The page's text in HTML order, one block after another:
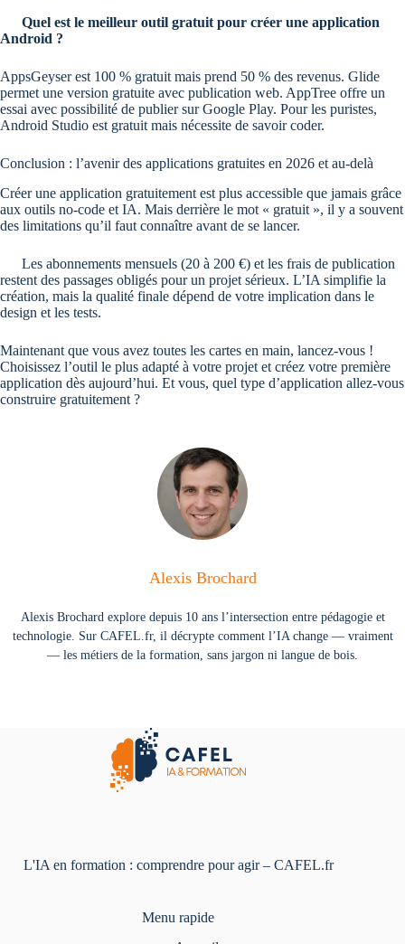
Quel est le meilleur outil gratuit pour créer une application
Android ?
AppsGeyser est 100 % gratuit mais prend 50 % des revenus. Glide
permet une version gratuite avec publication web. AppTree offre un
essai avec possibilité de publier sur Google Play. Pour les puristes,
Android Studio est gratuit mais nécessite de savoir coder.
Conclusion : l’avenir des applications gratuites en 2026 et au-delà
Créer une application gratuitement est plus accessible que jamais grâce
aux outils no-code et IA. Mais derrière le mot « gratuit », il y a souvent
des limitations qu’il faut connaître avant de se lancer.
Les abonnements mensuels (20 à 200 €) et les frais de publication
restent des passages obligés pour un projet sérieux. L’IA simplifie la
création, mais la qualité finale dépend de votre implication dans le
design et les tests.
Maintenant que vous avez toutes les cartes en main, lancez-vous !
Choisissez l’outil le plus adapté à votre projet et créez votre première
application dès aujourd’hui. Et vous, quel type d’application allez-vous
construire gratuitement ?
Alexis Brochard
Alexis Brochard explore depuis 10 ans l’intersection entre pédagogie et
technologie. Sur CAFEL.fr, il décrypte comment l’IA change — vraiment
— les métiers de la formation, sans jargon ni langue de bois.
L'IA en formation : comprendre pour agir – CAFEL.fr
Menu rapide